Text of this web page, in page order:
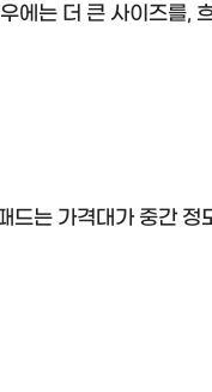
에는 더 큰 사이즈를,
는 가격대가 중간 정